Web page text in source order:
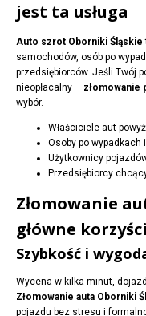
jest ta usługa
Auto szrot Oborniki Śląskie
samochodów, osób po
przedsiębiorców. Jeśli Twój
nieopłacalny – złomowanie
wybór.
Właściciele aut
Osoby po wypadkach
Użytkownicy
Przedsiębiorcy
Złomowanie
główne korzyści
Szybkość i
Wycena w kilka minut,
Złomowanie auta Oborniki
pojazdu bez stresu i